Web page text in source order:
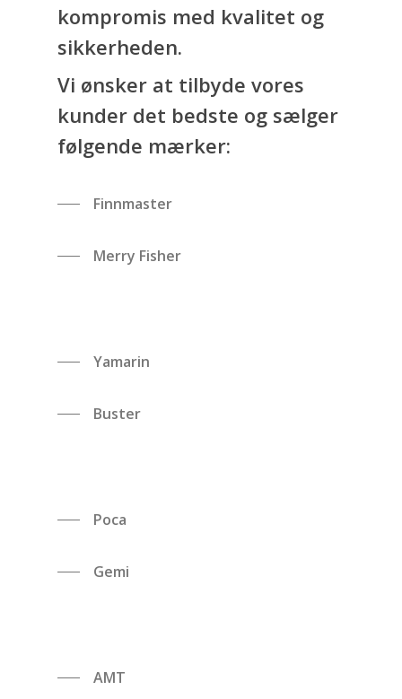
kompromis med kvalitet og
sikkerheden.
Vi ønsker at tilbyde vores
kunder det bedste og sælger
følgende mærker:
Finnmaster
Merry Fisher
Yamarin
Buster
Poca
Gemi
AMT